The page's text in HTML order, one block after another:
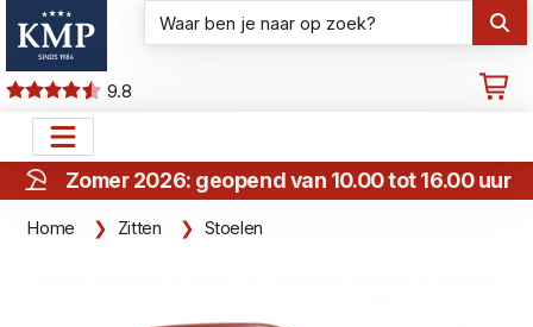
9.8
Zomer 2026: geopend van 10.00 tot 16.00 uur
Home Zitten Stoelen